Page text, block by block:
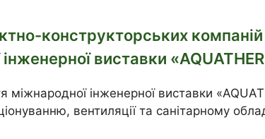
конструкторських компаній
виставки
міжнародної інженерної виставки
вентиляції та санітарному